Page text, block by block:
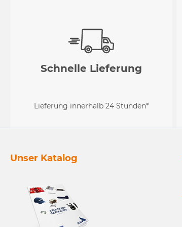
Schnelle Lieferung
Lieferung innerhalb 24 Stunden*
Unser Katalog